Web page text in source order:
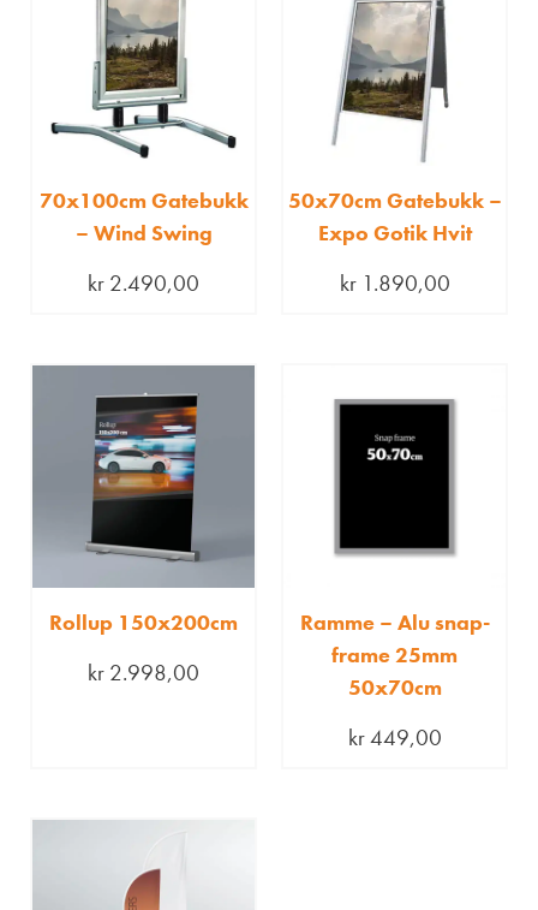
70x100cm Gatebukk
– Wind Swing
kr 2.490,00
50x70cm Gatebukk –
Expo Gotik Hvit
kr1.890,00
Rollup 150x200cm
kr 2.998,00
Ramme – Alu snap-
frame 25mm
50x70cm
kr449,00